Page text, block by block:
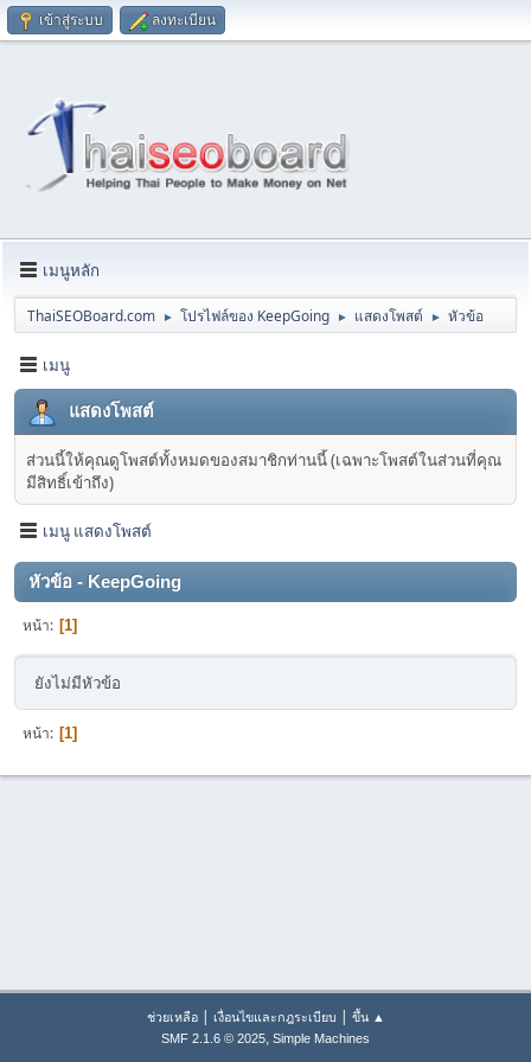
เข้าสู่ระบบ ลงทะเบียน
เมนูหลัก
ThaiSEOBoard.com ► โปรไฟล์ของ KeepGoing ► แสดงโพสต์ ► หัวข้อ
เมนู
แสดงโพสต์
ส่วนนี้ให้คุณดูโพสต์ทั้งหมดของสมาชิกท่านนี้ (เฉพาะโพสต์ในส่วนที่คุณ
มีสิทธิ์เข้าถึง)
เมนู แสดงโพสต์
หัวข้อ - KeepGoing
หน้า 1
ยังไม่มีหัวข้อ
หน้า 1
ช่วยเหลือ| เงื่อนไขและกฎระเบียบ | ขึ้น ▲
SMF 2.1.6 © 2025, Simple Machines